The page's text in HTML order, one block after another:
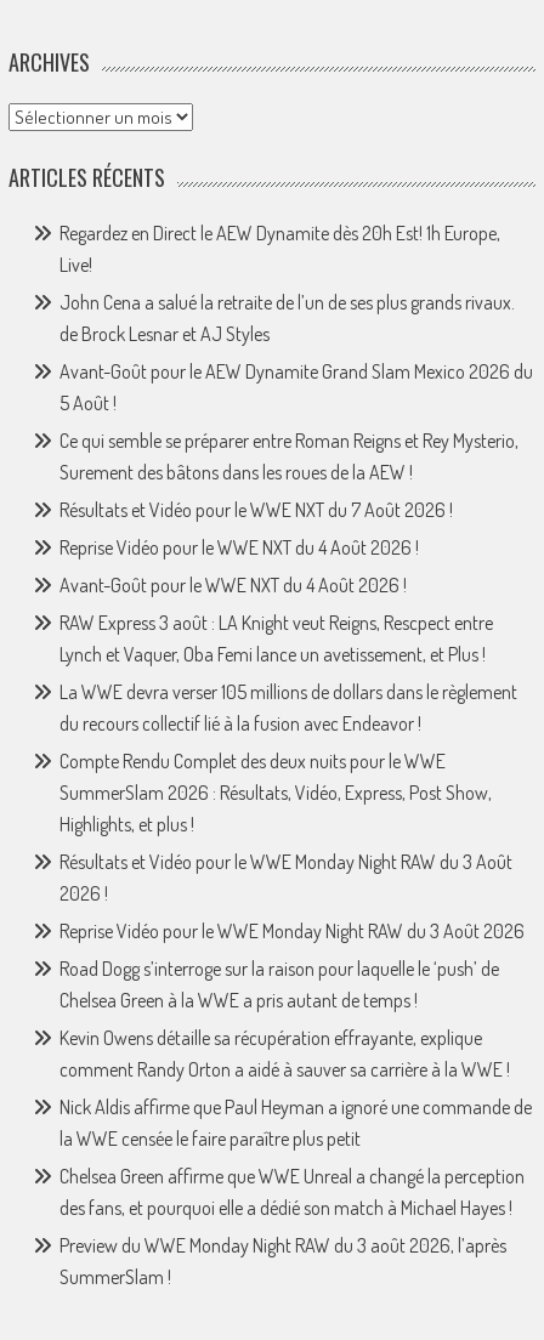
ARCHIVES
Archives
ARTICLES RÉCENTS
Regardez en Direct le AEW Dynamite dès 20h Est! 1h Europe,
Live!
John Cena a salué la retraite de l’un de ses plus grands rivaux.
de Brock Lesnar et AJ Styles
Avant-Goût pour le AEW Dynamite Grand Slam Mexico 2026 du
5 Août !
Ce qui semble se préparer entre Roman Reigns et Rey Mysterio,
Surement des bâtons dans les roues de la AEW !
Résultats et Vidéo pour le WWE NXT du 7 Août 2026 !
Reprise Vidéo pour le WWE NXT du 4 Août 2026 !
Avant-Goût pour le WWE NXT du 4 Août 2026 !
RAW Express 3 août : LA Knight veut Reigns, Rescpect entre
Lynch et Vaquer, Oba Femi lance un avetissement, et Plus !
La WWE devra verser 105 millions de dollars dans le règlement
du recours collectif lié à la fusion avec Endeavor !
Compte Rendu Complet des deux nuits pour le WWE
SummerSlam 2026 : Résultats, Vidéo, Express, Post Show,
Highlights, et plus !
Résultats et Vidéo pour le WWE Monday Night RAW du 3 Août
2026 !
Reprise Vidéo pour le WWE Monday Night RAW du 3 Août 2026
Road Dogg s’interroge sur la raison pour laquelle le ‘push’ de
Chelsea Green à la WWE a pris autant de temps !
Kevin Owens détaille sa récupération effrayante, explique
comment Randy Orton a aidé à sauver sa carrière à la WWE !
Nick Aldis affirme que Paul Heyman a ignoré une commande de
la WWE censée le faire paraître plus petit
Chelsea Green affirme que WWE Unreal a changé la perception
des fans, et pourquoi elle a dédié son match à Michael Hayes !
Preview du WWE Monday Night RAW du 3 août 2026, l’après
SummerSlam !